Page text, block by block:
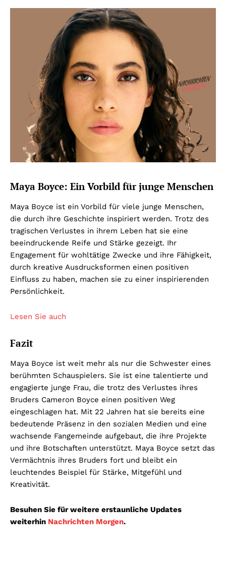
Maya Boyce: Ein Vorbild für junge Menschen
Maya Boyce ist ein Vorbild für viele junge Menschen,
die durch ihre Geschichte inspiriert werden. Trotz des
tragischen Verlustes in ihrem Leben hat sie eine
beeindruckende Reife und Stärke gezeigt. Ihr
Engagement für wohltätige Zwecke und ihre Fähigkeit,
durch kreative Ausdrucksformen einen positiven
Einfluss zu haben, machen sie zu einer inspirierenden
Persönlichkeit.
Lesen Sie auch
Fazit
Maya Boyce ist weit mehr als nur die Schwester eines
berühmten Schauspielers. Sie ist eine talentierte und
engagierte junge Frau, die trotz des Verlustes ihres
Bruders Cameron Boyce einen positiven Weg
eingeschlagen hat. Mit 22 Jahren hat sie bereits eine
bedeutende Präsenz in den sozialen Medien und eine
wachsende Fangemeinde aufgebaut, die ihre Projekte
und ihre Botschaften unterstützt. Maya Boyce setzt das
Vermächtnis ihres Bruders fort und bleibt ein
leuchtendes Beispiel für Stärke, Mitgefühl und
Kreativität.
Besuhen Sie für weitere erstaunliche Updates
weiterhin Nachrichten Morgen.